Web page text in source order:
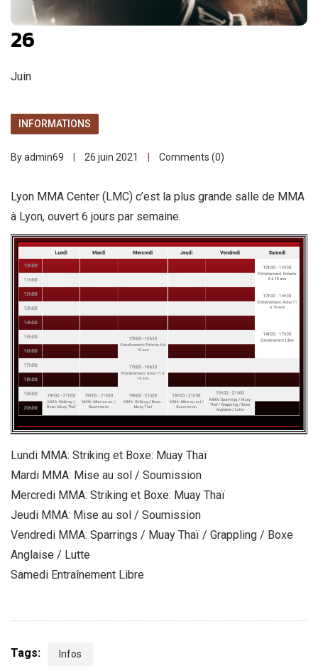
26
Juin
INFORMATIONS
By admin69 26 juin 2021 Comments (0)
Lyon MMA Center (LMC) c’est la plus grande salle de MMA
à Lyon, ouvert 6 jours par semaine.
Lundi MMA: Striking et Boxe: Muay Thaï
Mardi MMA: Mise au sol / Soumission
Mercredi MMA: Striking et Boxe: Muay Thaï
Jeudi MMA: Mise au sol / Soumission
Vendredi MMA: Sparrings / Muay Thaï / Grappling / Boxe
Anglaise / Lutte
Samedi Entraînement Libre
Tags: Infos